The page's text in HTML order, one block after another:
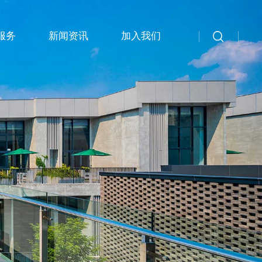
务 新闻资讯 加入我们